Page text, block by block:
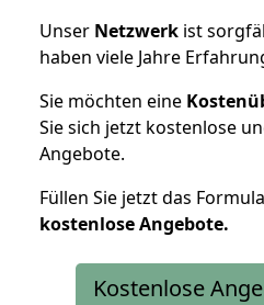
Unser Netzwerk ist
haben viele Jahre
Sie möchten eine
Sie sich jetzt kostenlose
Angebote.
Füllen Sie jetzt das
kostenloseAngebote.
Kostenlose